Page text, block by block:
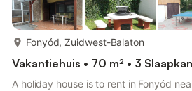
Fonyód, Zuidwest-Balaton
Vakantiehuis • 70 m² • 3
A holiday house is to rent in Fonyód